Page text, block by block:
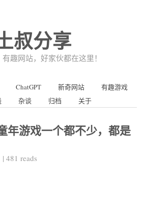
叔分享
趣网站，好家伙都在这里！
ChatGPT 新奇网站
有趣游戏
杂谈 归档 关于
年游戏一个都不少，都是
| 481 reads